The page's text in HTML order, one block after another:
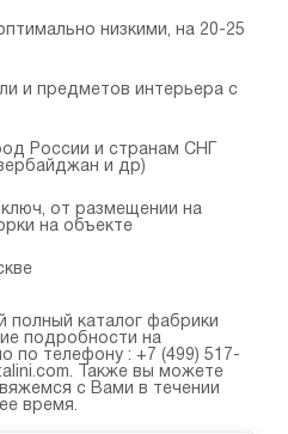
низкими, на 20-25
и предметов интерьера с
России и странам СНГ
и др)
от размещении на
на объекте
полный каталог фабрики
подробности на
по телефону : +7 (499) 517-
. Также вы можете
с Вами в течении
время.